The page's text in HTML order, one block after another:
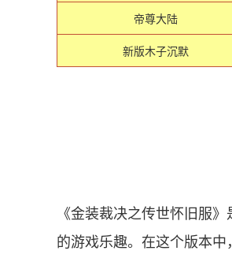
帝尊大陆
新版木子沉默
《金装裁决之传世怀旧服
的游戏乐趣。在这个版本